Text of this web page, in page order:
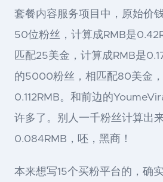
套餐内容服务项目中，原始价
50位粉丝，计算成RMB是
匹配25美金，计算成RMB是
的5000粉丝，相匹配80美金
0.112RMB。和前边的
许多了。别人一千粉丝计算出
0.084RMB，呸，黑商！
本来想写15个买粉平台的，确